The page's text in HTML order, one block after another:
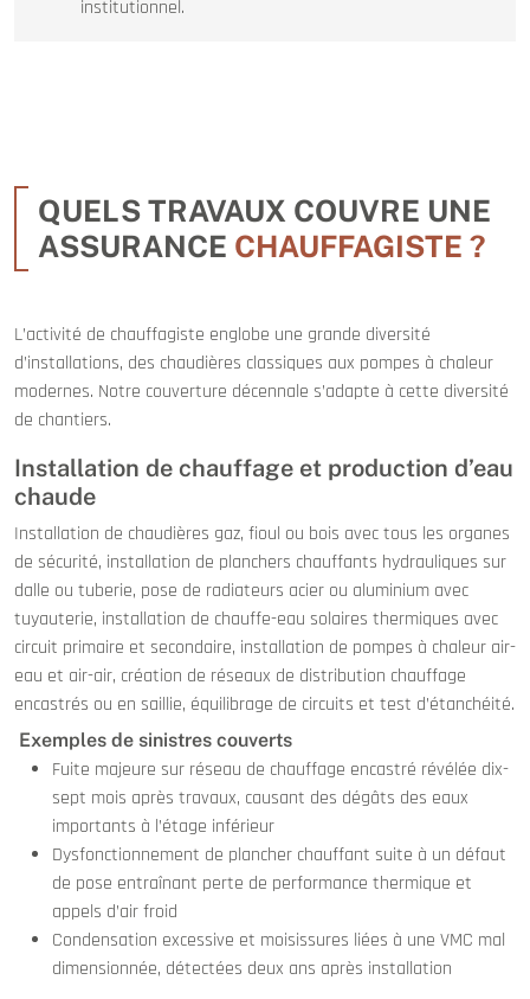
institutionnel.
QUELS TRAVAUX COUVRE UNE
ASSURANCE CHAUFFAGISTE ?
L’activité de chauffagiste englobe une grande diversité
d’installations, des chaudières classiques aux pompes à chaleur
modernes. Notre couverture décennale s’adapte à cette diversité
de chantiers.
Installation de chauffage et production d’eau
chaude
Installation de chaudières gaz, fioul ou bois avec tous les organes
de sécurité, installation de planchers chauffants hydrauliques sur
dalle ou tuberie, pose de radiateurs acier ou aluminium avec
tuyauterie, installation de chauffe-eau solaires thermiques avec
circuit primaire et secondaire, installation de pompes à chaleur air-
eau et air-air, création de réseaux de distribution chauffage
encastrés ou en saillie, équilibrage de circuits et test d’étanchéité.
Exemples de sinistres couverts
Fuite majeure sur réseau de chauffage encastré révélée dix-
sept mois après travaux, causant des dégâts des eaux
importants à l’étage inférieur
Dysfonctionnement de plancher chauffant suite à un défaut
de pose entraînant perte de performance thermique et
appels d’air froid
Condensation excessive et moisissures liées à une VMC mal
dimensionnée, détectées deux ans après installation